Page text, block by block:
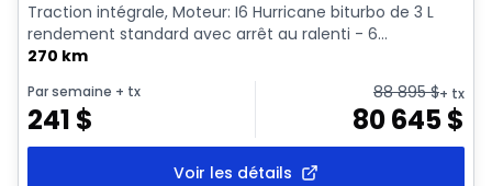
Traction intégrale, Moteur: I6 Hurricane biturbo de 3 L
rendement standard avec arrêt au ralenti - 6...
270 km
Par semaine + tx
241 $
88 895$+ tx
80 645$
Voir les détails